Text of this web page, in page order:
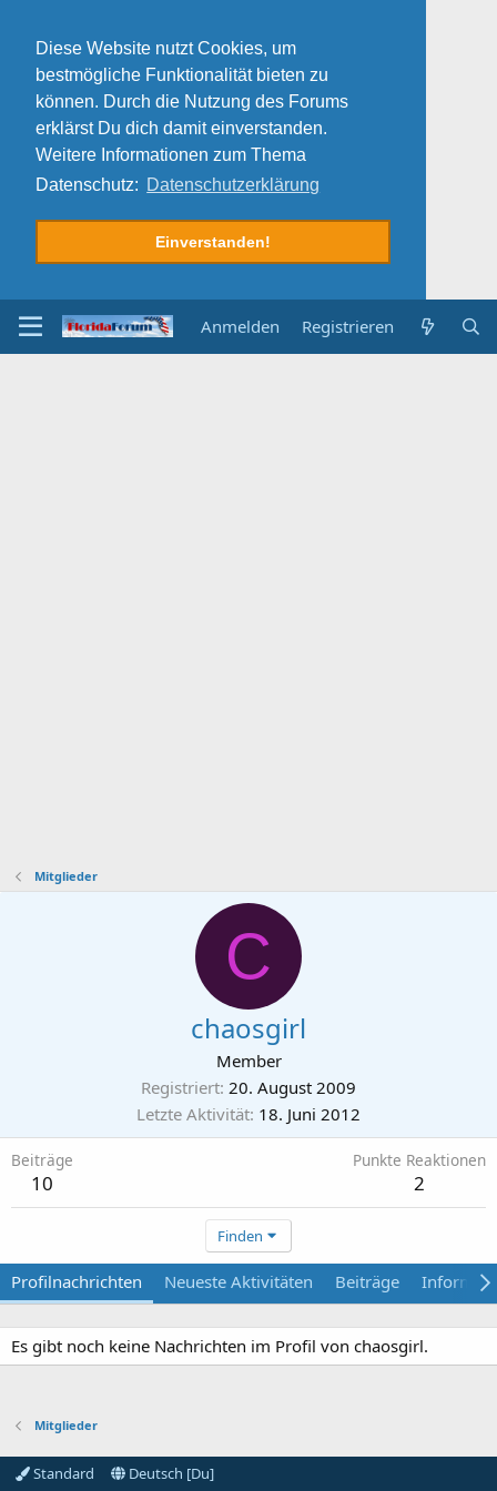
Diese Website nutzt Cookies, um
bestmögliche Funktionalität bieten zu
können. Durch die Nutzung des Forums
erklärst Du dich damit einverstanden.
Weitere Informationen zum Thema
Datenschutz: Datenschutzerklärung
Einverstanden!
Anmelden Registrieren
Mitglieder
C
chaosgirl
Member
Registriert 20. August 2009
Letzte Aktivität 18. Juni 2012
Beiträge
10
Punkte Reaktionen
2
Finden
Profilnachrichten Neueste Aktivitäten Beiträge
Es gibt noch keine Nachrichten im Profil von chaosgirl.
Mitglieder
Standard Deutsch [Du]